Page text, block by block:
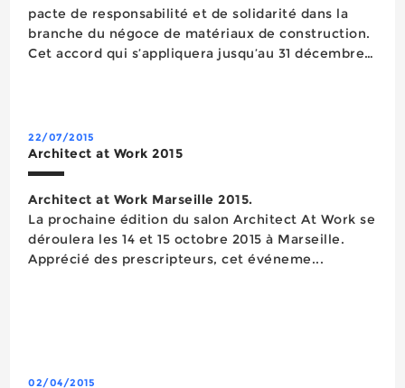
pacte de responsabilité et de solidarité dans la
branche du négoce de matériaux de construction.
Cet accord qui s’appliquera jusqu’au 31 décembre
22/07/2015
Architect at Work 2015
Architect at Work Marseille 2015.
La prochaine édition du salon Architect At Work se
déroulera les 14 et 15 octobre 2015 à Marseille.
Apprécié des prescripteurs, cet événeme...
02/04/2015